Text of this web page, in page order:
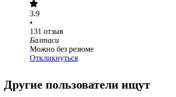
3.9
•
131 отзыв
Балтаси
Можно без резюме
Откликнуться
Другие пользователи ищут